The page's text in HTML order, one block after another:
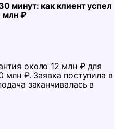
минут: как клиент успел
млн ₽
около 12 млн ₽ для
млн ₽. Заявка поступила в
заканчивалась в